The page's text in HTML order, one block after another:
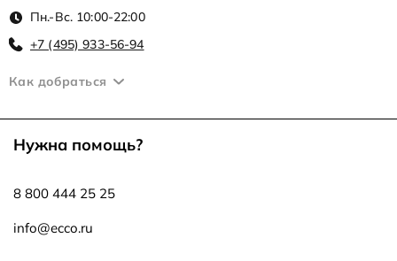
Пн.-Вс. 10:00-22:00
+7 (495) 933-56-94
Как добраться
Нужна помощь?
8 800 444 25 25
info@ecco.ru